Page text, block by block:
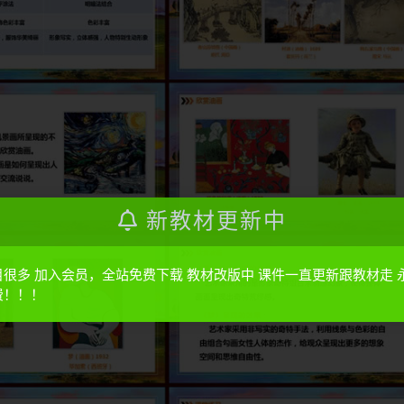
新教材更新中
很多 加入会员，全站免费下载 教材改版中 课件一直更新跟教材走
！！